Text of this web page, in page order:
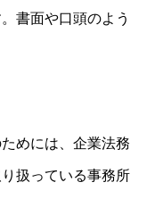
書面や口頭のよう
めには、企業法務
扱っている事務所